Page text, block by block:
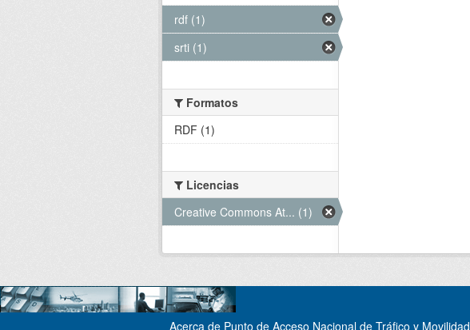
rdf (1)
srti (1)
Formatos
RDF (1)
Licencias
Creative Commons At... (1)
Acerca de Punto de Acceso Nacional de Tráfico y Movilidad